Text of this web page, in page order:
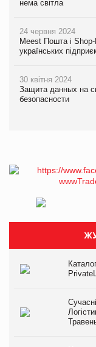
нема світла
24 червня 2024
Meest Пошта і
українських
30 квітня 2024
Защита данных на
безопасности